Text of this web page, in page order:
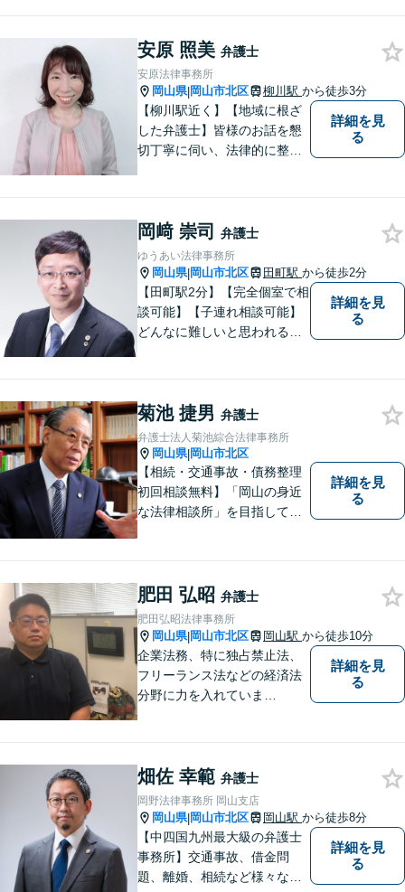
安原 照美 弁護士
安原法律事務所
岡山県|岡山市北区 柳川駅 から徒歩3分
【柳川駅近く】【地域に根ざ
した弁護士】皆様のお話を懇
切丁寧に伺い、法律的に整理
少しでも解決されますよう，
誠心誠意努力いたす所存で
す。皆様方のご来所をお待ち
しております。
詳細を見
る
岡﨑 崇司 弁護士
ゆうあい法律事務所
岡山県|岡山市北区 田町駅 から徒歩2分
【田町駅2分】【完全個室で相
談可能】【子連れ相談可能】
どんなに難しいと思われる案
ている皆さまの現状を良い方
向に変化させることができる
ように全力を尽くします。
詳細を見
る
菊池 捷男 弁護士
弁護士法人菊池綜合法律事務所
岡山県|岡山市北区
【相続・交通事故・債務整理
初回相談無料】「岡山の身近
な法律相談所」を目指してい
んなささいなことでも構いま
せん。お気軽にご相談くださ
い。【土曜日も受付可能】
【専用駐車場あり】
詳細を見
る
肥田 弘昭 弁護士
肥田弘昭法律事務所
岡山県|岡山市北区 岡山駅 から徒歩10分
企業法務、特に独占禁止法、
フリーランス法などの経済法
分野に力を入れていま
詳細を見
る
畑佐 幸範 弁護士
岡野法律事務所 岡山支店
岡山県|岡山市北区 岡山駅 から徒歩8分
【中四国九州最大級の弁護士
事務所】交通事故、借金問
題、離婚、相続など様々な問
詳細を見
る